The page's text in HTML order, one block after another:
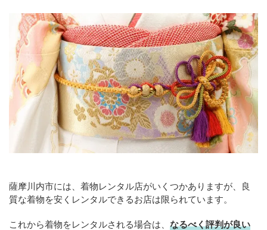
薩摩川内市には、着物レンタル店がいくつかありますが、良
質な着物を安くレンタルできるお店は限られています。
これから着物をレンタルされる場合は、 なるべく評判が良い